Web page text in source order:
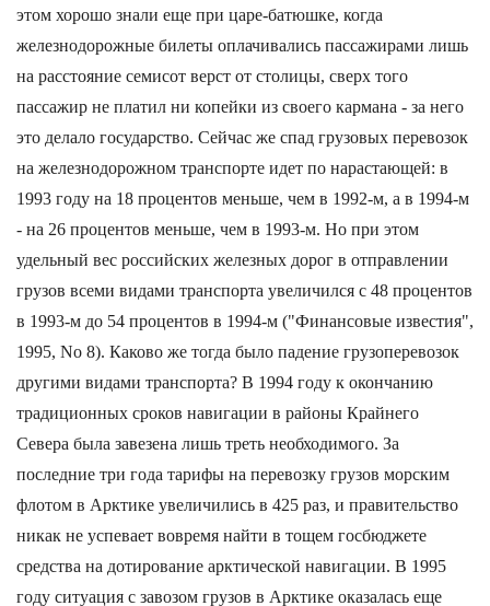
этом хорошо знали еще при царе-батюшке, когда
железнодорожные билеты оплачивались пассажирами лишь
на расстояние семисот верст от столицы, сверх того
пассажир не платил ни копейки из своего кармана - за него
это делало государство. Сейчас же спад грузовых перевозок
на железнодорожном транспорте идет по нарастающей: в
1993 году на 18 процентов меньше, чем в 1992-м, а в 1994-м
- на 26 процентов меньше, чем в 1993-м. Но при этом
удельный вес российских железных дорог в отправлении
грузов всеми видами транспорта увеличился с 48 процентов
в 1993-м до 54 процентов в 1994-м ("Финансовые известия",
1995, No 8). Каково же тогда было падение грузоперевозок
другими видами транспорта? В 1994 году к окончанию
традиционных сроков навигации в районы Крайнего
Севера была завезена лишь треть необходимого. За
последние три года тарифы на перевозку грузов морским
флотом в Арктике увеличились в 425 раз, и правительство
никак не успевает вовремя найти в тощем госбюджете
средства на дотирование арктической навигации. В 1995
году ситуация с завозом грузов в Арктике оказалась еще